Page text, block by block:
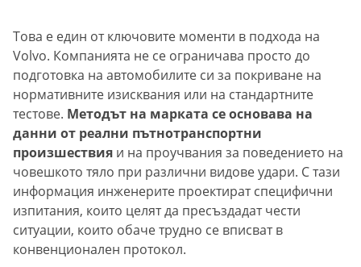
Това е един от ключовите моменти в подхода на
Volvo. Компанията не се ограничава просто до
подготовка на автомобилите си за покриване на
нормативните изисквания или на стандартните
тестове. Методът на марката се основава на
данни от реални пътнотранспортни
произшествия и на проучвания за поведението на
човешкото тяло при различни видове удари. С тази
информация инженерите проектират специфични
изпитания, които целят да пресъздадат чести
ситуации, които обаче трудно се вписват в
конвенционален протокол.